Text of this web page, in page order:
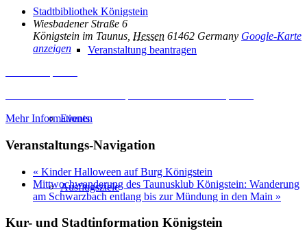
Veranstaltung beantragen
Events
Ausflugsziele
Stadtbibliothek Königstein
Wiesbadener Straße 6
Königstein im Taunus Hessen 61462 Germany Google-Karte
anzeigen
Mehr Informationen
Veranstaltungs-Navigation
« Kinder Halloween auf Burg Königstein
Mittwochwanderung des Taunusklub Königstein: Wanderung
am Schwarzbach entlang bis zur Mündung in den Main »
Kur- und Stadtinformation Königstein